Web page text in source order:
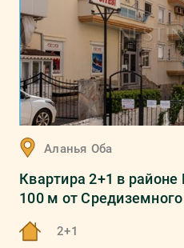
Аланья Оба
Квартира 2+1 в
100 м от
2+1